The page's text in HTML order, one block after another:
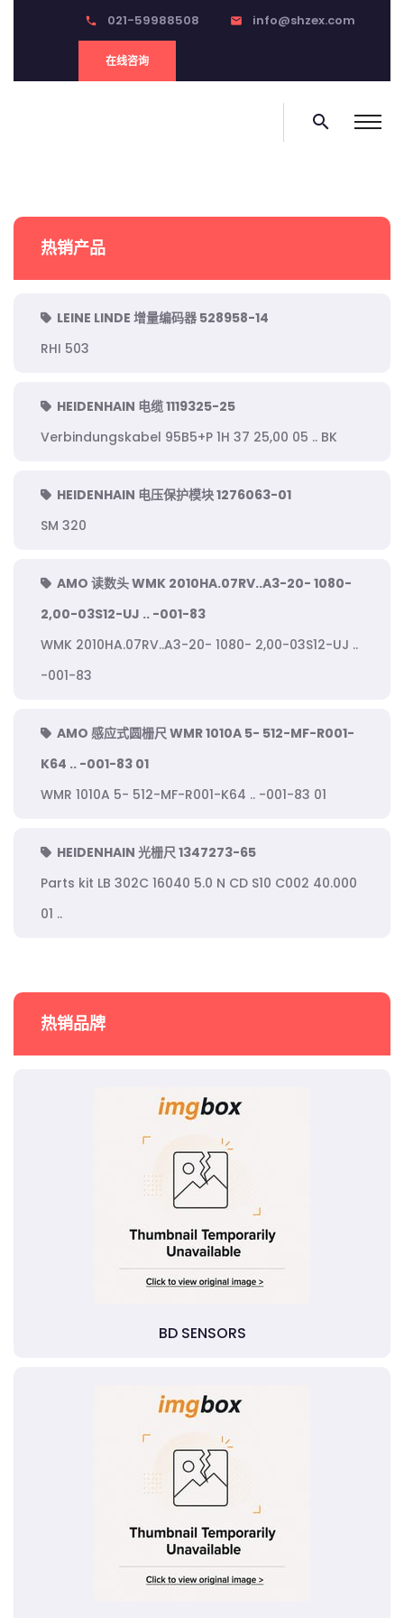
phone 021-59988508 email info@shzex.com
在线咨询
search
热销产品
LEINE LINDE 增量编码器 528958-14
RHI 503
HEIDENHAIN 电缆 1119325-25
Verbindungskabel 95B5+P 1H 37 25,00 05 .. BK
HEIDENHAIN 电压保护模块 1276063-01
SM 320
AMO 读数头 WMK 2010HA.07RV..A3-20- 1080-
2,00-03S12-UJ .. -001-83
WMK 2010HA.07RV..A3-20- 1080- 2,00-03S12-UJ ..
-001-83
AMO 感应式圆栅尺 WMR 1010A 5- 512-MF-R001-
K64 .. -001-83 01
WMR 1010A 5- 512-MF-R001-K64 .. -001-83 01
HEIDENHAIN 光栅尺 1347273-65
Parts kit LB 302C 16040 5.0 N CD S10 C002 40.000
01 ..
热销品牌
BD SENSORS